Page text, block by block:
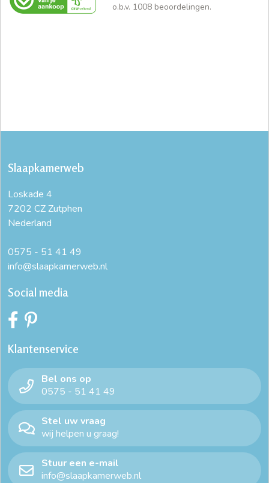
o.b.v. 1008 beoordelingen.
Slaapkamerweb
Loskade 4
7202 CZ Zutphen
Nederland
0575 - 51 41 49
info@slaapkamerweb.nl
Social media
Klantenservice
Bel ons op
0575 - 51 41 49
Stel uw vraag
wij helpen u graag!
Stuur een e-mail
info@slaapkamerweb.nl